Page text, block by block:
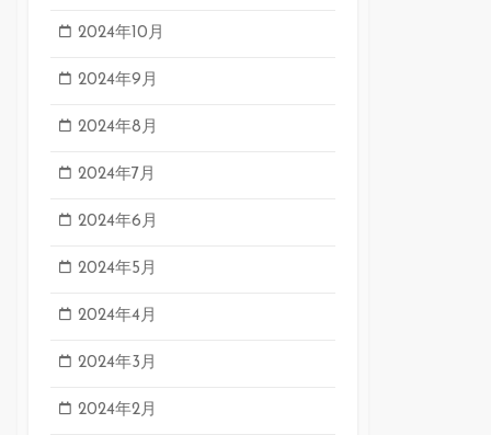
2024年10月
2024年9月
2024年8月
2024年7月
2024年6月
2024年5月
2024年4月
2024年3月
2024年2月